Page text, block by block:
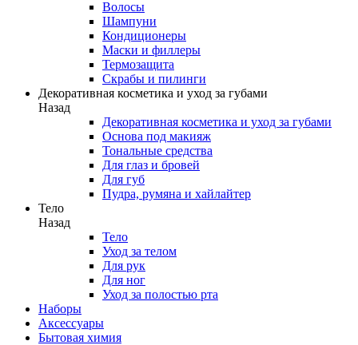
Волосы
Шампуни
Кондиционеры
Маски и филлеры
Термозащита
Скрабы и пилинги
Декоративная косметика и уход за губами
Назад
Декоративная косметика и уход за губами
Основа под макияж
Тональные средства
Для глаз и бровей
Для губ
Пудра, румяна и хайлайтер
Тело
Назад
Тело
Уход за телом
Для рук
Для ног
Уход за полостью рта
Наборы
Аксессуары
Бытовая химия